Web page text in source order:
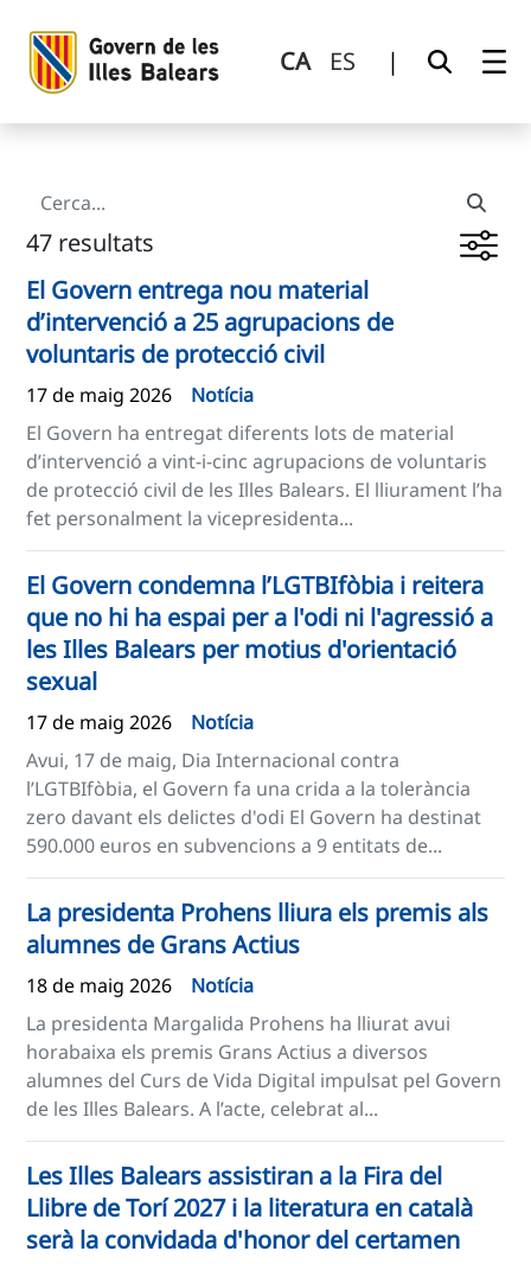
CA ES |
47 resultats
El Govern entrega nou material
d’intervenció a 25 agrupacions de
voluntaris de protecció civil
17 de maig 2026
Notícia
El Govern ha entregat diferents lots de material
d’intervenció a vint-i-cinc agrupacions de voluntaris
de protecció civil de les Illes Balears. El lliurament l’ha
fet personalment la vicepresidenta...
El Govern condemna l’LGTBIfòbia i reitera
que no hi ha espai per a l'odi ni l'agressió a
les Illes Balears per motius d'orientació
sexual
17 de maig 2026
Notícia
Avui, 17 de maig, Dia Internacional contra
l’LGTBIfòbia, el Govern fa una crida a la tolerància
zero davant els delictes d'odi El Govern ha destinat
590.000 euros en subvencions a 9 entitats de...
La presidenta Prohens lliura els premis als
alumnes de Grans Actius
18 de maig 2026
Notícia
La presidenta Margalida Prohens ha lliurat avui
horabaixa els premis Grans Actius a diversos
alumnes del Curs de Vida Digital impulsat pel Govern
de les Illes Balears. A l’acte, celebrat al...
Les Illes Balears assistiran a la Fira del
Llibre de Torí 2027 i la literatura en català
serà la convidada d'honor del certamen